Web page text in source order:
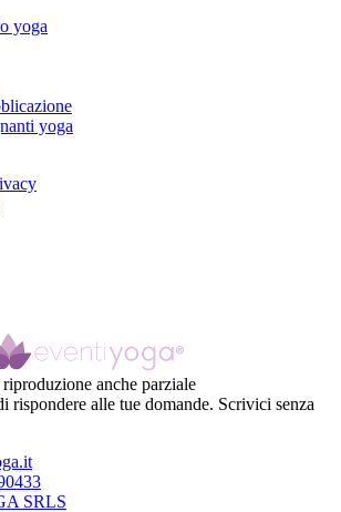
yoga
yoga
anche parziale
rispondere alle tue domande. Scrivici senza
SRLS